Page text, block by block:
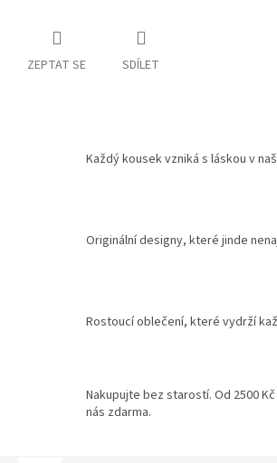
ZEPTAT SE SDÍLET
Každý kousek vzniká s láskou v
Originální designy, které jinde
Rostoucí oblečení, které vydrží
Nakupujte bez starostí. Od 2500
nás zdarma.